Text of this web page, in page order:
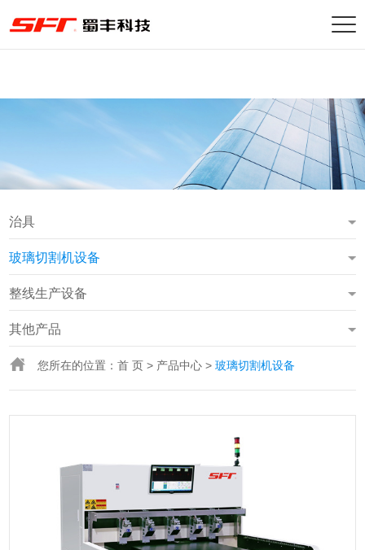
治具
玻璃切割机设备
整线生产设备
其他产品
您所在的位置：首 页 > 产品中心 >玻璃切割机设备